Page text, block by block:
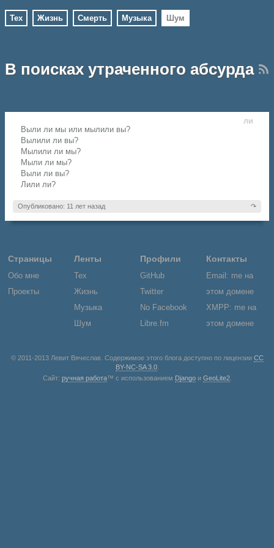
Тех Жизнь Смерть Музыка Шум
В поисках утраченного абсурда
ли
Выли ли мы или мылили вы?
Вылили ли вы?
Мылили ли мы?
Мыли ли мы?
Выли ли вы?
Лили ли?
Опубликовано: 11 лет назад ↷
Страницы
Обо мне
Проекты
Ленты
Тех
Жизнь
Музыка
Шум
Профили
GitHub
Twitter
No Facebook
Libre.fm
Контакты
Email: me на
этом домене
XMPP: me на
этом домене
© 2011-2013 Левит Вячеслав. Содержимое этого блога доступно по лицензии CC
BY-NC-SA 3.0.
Сайт: ручная работа™ с использованием Djangoи GeoLite2.